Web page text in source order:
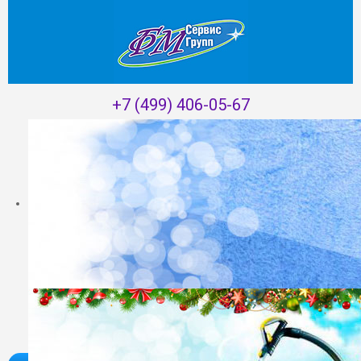
+7 (499) 406-05-67
Главная/
Акции
Приведи друга - получи постоянную скидку!